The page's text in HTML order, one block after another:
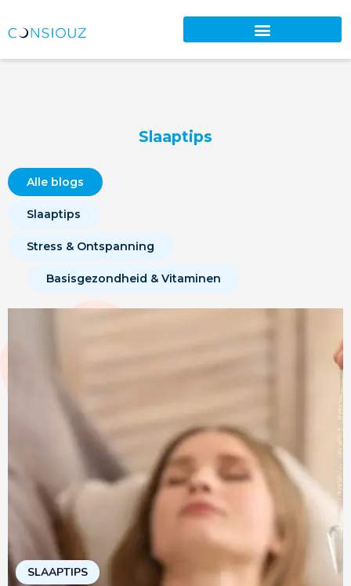
Slaaptips
Alle blogs
Slaaptips
Stress & Ontspanning
Basisgezondheid & Vitaminen
SLAAPTIPS